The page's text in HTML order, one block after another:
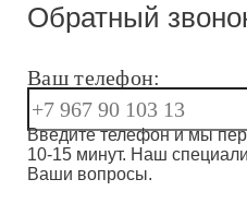
Обратный
Ваш телефон:
Введите телефон и мы
10-15 минут. Наш
Ваши вопросы.